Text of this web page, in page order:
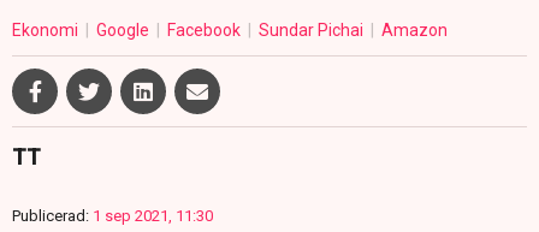
Ekonomi Google Facebook Sundar Pichai Amazon
TT
Publicerad: 1 sep 2021, 11:30